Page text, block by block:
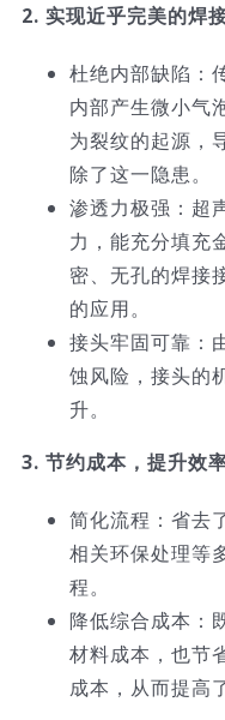
2. 实现近乎完美的焊
杜绝内部缺陷：
内部产生微小气
为裂纹的起源，
除了这一隐患。
渗透力极强：超
力，能充分填充
密、无孔的焊接
的应用。
接头牢固可靠：
蚀风险，接头的
升。
3. 节约成本，提升效
简化流程：省去
相关环保处理等
程。
降低综合成本：
材料成本，也节
成本，从而提高